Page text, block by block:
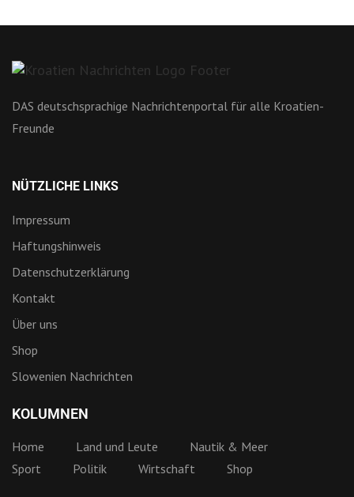
DAS deutschsprachige Nachrichtenportal für alle Kroatien-
Freunde
NÜTZLICHE LINKS
Impressum
Haftungshinweis
Datenschutzerklärung
Kontakt
Über uns
Shop
Slowenien Nachrichten
KOLUMNEN
Home Land und Leute
Nautik & Meer
Sport
Politik Wirtschaft Shop